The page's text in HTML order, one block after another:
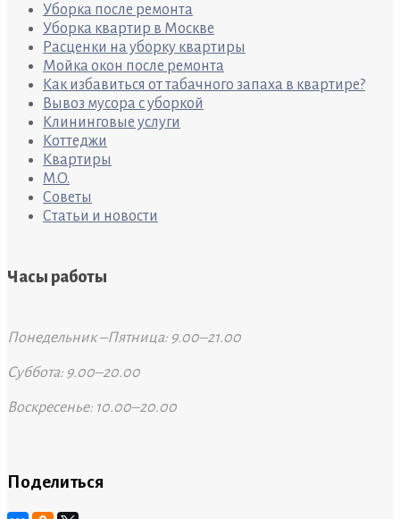
Уборка после ремонта
Уборка квартир в Москве
Расценки на уборку квартиры
Мойка окон после ремонта
Как избавиться от табачного запаха в квартире?
Вывоз мусора с уборкой
Клининговые услуги
Коттеджи
Квартиры
M.O.
Советы
Статьи и новости
Часы работы
Понедельник –Пятница: 9.00–21.00
Суббота: 9.00–20.00
Воскресенье: 10.00–20.00
Поделиться